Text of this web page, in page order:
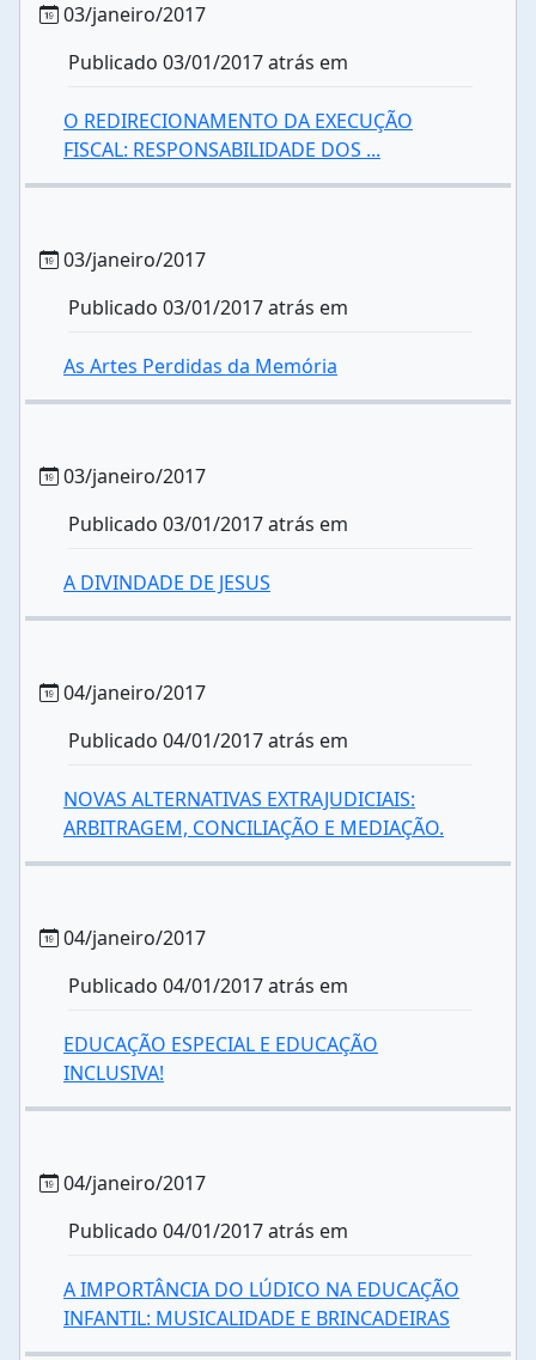
03/janeiro/2017
Publicado 03/01/2017 atrás em
O REDIRECIONAMENTO DA EXECUÇÃO
FISCAL: RESPONSABILIDADE DOS ...
03/janeiro/2017
Publicado 03/01/2017 atrás em
As Artes Perdidas da Memória
03/janeiro/2017
Publicado 03/01/2017 atrás em
A DIVINDADE DE JESUS
04/janeiro/2017
Publicado 04/01/2017 atrás em
NOVAS ALTERNATIVAS EXTRAJUDICIAIS:
ARBITRAGEM, CONCILIAÇÃO E MEDIAÇÃO.
04/janeiro/2017
Publicado 04/01/2017 atrás em
EDUCAÇÃO ESPECIAL E EDUCAÇÃO
INCLUSIVA!
04/janeiro/2017
Publicado 04/01/2017 atrás em
A IMPORTÂNCIA DO LÚDICO NA EDUCAÇÃO
INFANTIL: MUSICALIDADE E BRINCADEIRAS